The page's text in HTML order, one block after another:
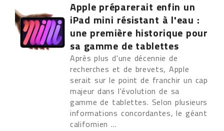
Apple préparerait enfin un
iPad mini résistant à l'eau :
une première historique pour
sa gamme de tablettes
Après plus d'une décennie de
recherches et de brevets, Apple
serait sur le point de franchir un cap
majeur dans l'évolution de sa
gamme de tablettes. Selon plusieurs
informations concordantes, le géant
californien ...